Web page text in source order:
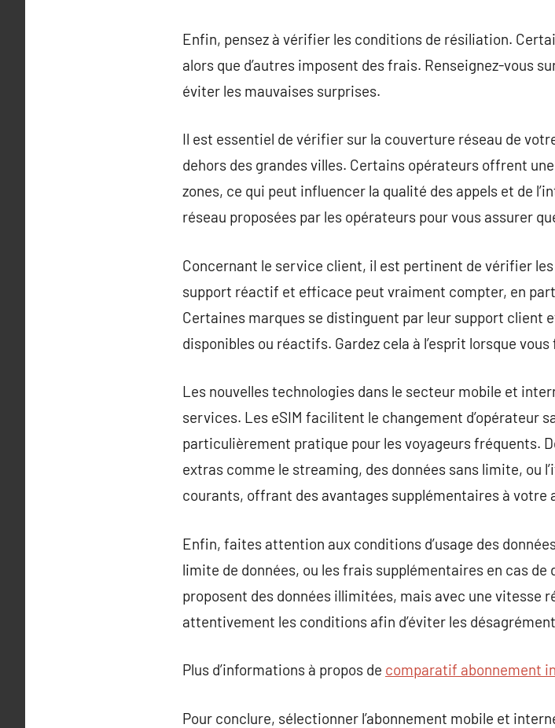
Enfin, pensez à vérifier les conditions de résiliation.
alors que d’autres imposent des frais. Renseignez-vous
éviter les mauvaises surprises.
Il est essentiel de vérifier sur la couverture réseau de
dehors des grandes villes. Certains opérateurs offrent
zones, ce qui peut influencer la qualité des appels et de
réseau proposées par les opérateurs pour vous assurer
Concernant le service client, il est pertinent de vérifier
support réactif et efficace peut vraiment compter, en
Certaines marques se distinguent par leur support client
disponibles ou réactifs. Gardez cela à l’esprit lorsque
Les nouvelles technologies dans le secteur mobile et
services. Les eSIM facilitent le changement d’opérateur
particulièrement pratique pour les voyageurs fréquents.
extras comme le streaming, des données sans limite, ou
courants, offrant des avantages supplémentaires à votre
Enfin, faites attention aux conditions d’usage des
limite de données, ou les frais supplémentaires en cas
proposent des données illimitées, mais avec une vitesse
attentivement les conditions afin d’éviter les
Plus d’informations à propos de comparatif abonnement
Pour conclure, sélectionner l’abonnement mobile et